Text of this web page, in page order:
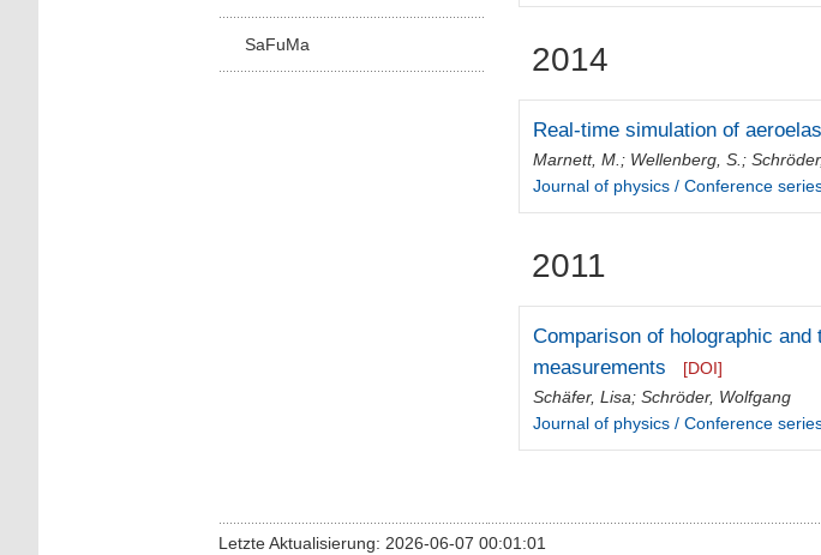
SaFuMa 2014
Real-time simulation of
Marnett, M. ; Wellenberg, S. ;
Journal of physics / Conference
2011
Comparison of holographic
measurements
[DOI]
Schäfer, Lisa;Schröder, Wolfgang
Journal of physics / Conference
Letzte Aktualisierung: 2026-06-07 00:01:01